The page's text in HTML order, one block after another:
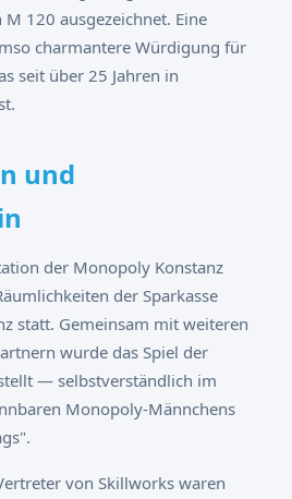
120 ausgezeichnet. Eine
charmantere Würdigung für
seit über 25 Jahren in
und
der Monopoly Konstanz
der Sparkasse
statt. Gemeinsam mit weiteren
wurde das Spiel der
— selbstverständlich im
Monopoly-Männchens
von Skillworks waren